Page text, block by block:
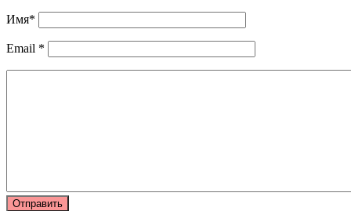
Имя*
Email *